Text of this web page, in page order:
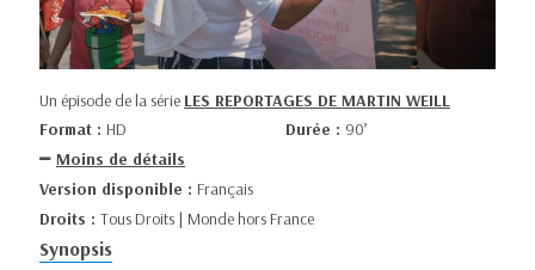
Un épisode de la série LES REPORTAGES DE MARTIN WEILL
Format : HD Durée : 90’
Moins de détails
Version disponible : Français
Droits : Tous Droits | Monde hors France
Synopsis